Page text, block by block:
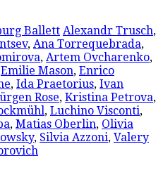
Ballett Alexandr Trusch,
, Ana Torrequebrada,
, Artem Ovcharenko,
Emilie Mason, Enrico
, Ida Praetorius, Ivan
Rose, Kristina Petrova,
, Luchino Visconti,
, Matias Oberlin, Olivia
, Silvia Azzoni, Valery